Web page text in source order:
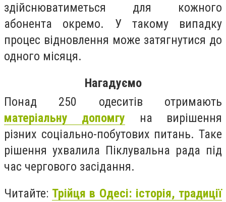
здійснюватиметься для кожного
абонента окремо. У такому випадку
процес відновлення може затягнутися до
одного місяця.
Нагадуємо
Понад 250 одеситів отримають
матеріальну допомгу на вирішення
різних соціально-побутових питань. Таке
рішення ухвалила Піклувальна рада під
час чергового засідання.
Читайте: Трійця в Одесі: історія, традиції